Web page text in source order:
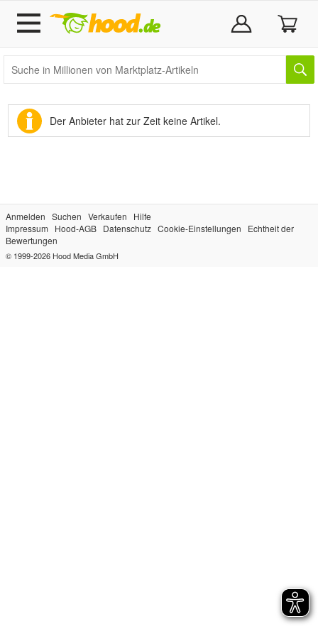
Der Anbieter hat zur Zeit keine Artikel.
Anmelden Suchen Verkaufen
Hilfe
Impressum
Hood-AGB Datenschutz Cookie-Einstellungen
Echtheit der
Bewertungen
© 1999-2026 Hood Media GmbH